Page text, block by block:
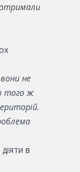
не
того ж
в